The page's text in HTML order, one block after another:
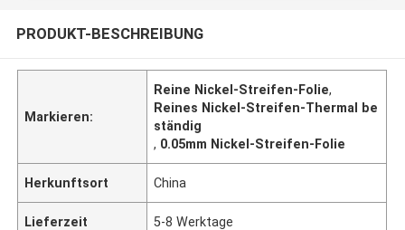
PRODUKT-BESCHREIBUNG
Markieren:
Reine Nickel-Streifen-Folie,
Reines Nickel-Streifen-Thermal be
ständig
, 0.05mm Nickel-Streifen-Folie
Herkunftsort China
Lieferzeit 5-8 Werktage